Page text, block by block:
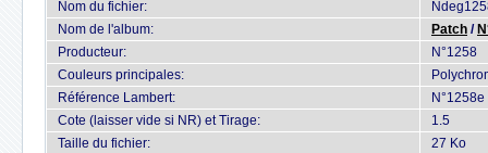
Nom du fichier:
Nom de l'album:
Patch /
Producteur:
N°1258
Couleurs principales:
Référence Lambert:
Cote (laisser vide si NR) et Tirage:
1.5
Taille du fichier:
27 Ko